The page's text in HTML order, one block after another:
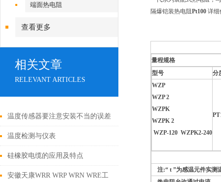
端面热电阻
查看更多
相关文章
RELEVANT ARTICLES
温度传感器要注意安装不当的误差
温度检测与仪表
硅橡胶电缆的应用及特点
安徽天康WRR WRP WRN WRE工
隔爆铠装热电阻 Pt100 详细
量程规格
型号
分
WZP
WZP 2
WZPK
WZPK 2
WZP-120 WZPK2-240
注:“ t ”为感温元件实测